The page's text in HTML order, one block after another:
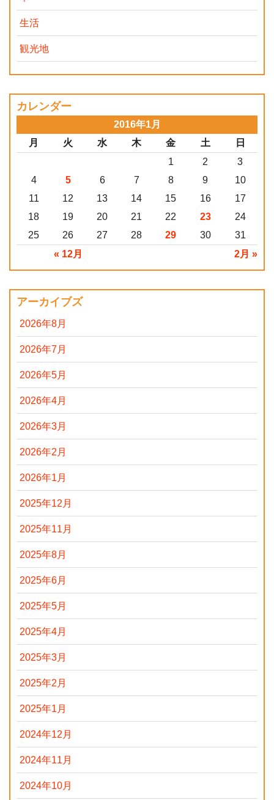
生活
観光地
カレンダー
2016年1月
月
火 水 木 金 土 日
« 12月 2月 »
1 2
3
4
5 6 7 8 9
10
11
12 13 14 15 16
17
18
19 20 21 22 23
24
25
26 27 28 29 30 31
アーカイブズ
2026年8月
2026年7月
2026年5月
2026年4月
2026年3月
2026年2月
2026年1月
2025年12月
2025年11月
2025年8月
2025年6月
2025年5月
2025年4月
2025年3月
2025年2月
2025年1月
2024年12月
2024年11月
2024年10月